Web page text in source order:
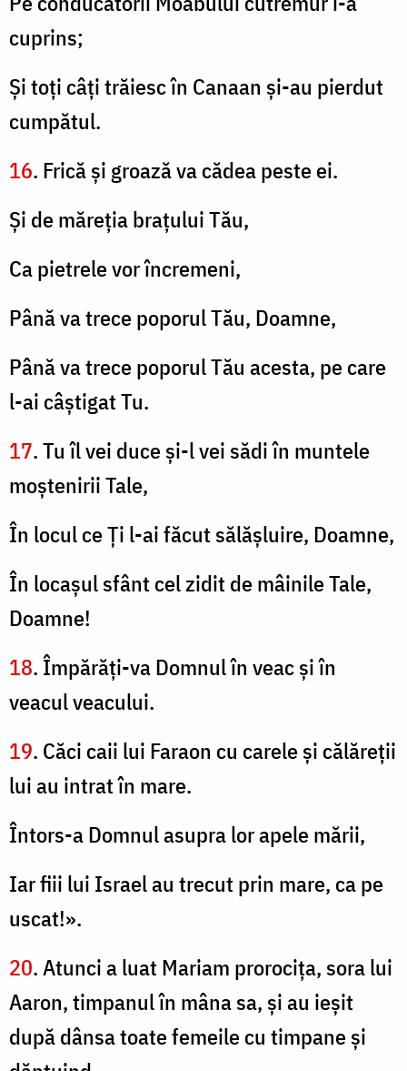
cuprins;
Şi toţi câţi trăiesc în Canaan şi-au pierdut
cumpătul.
16. Frică şi groază va cădea peste ei.
Şi de măreţia braţului Tău,
Ca pietrele vor încremeni,
Până va trece poporul Tău, Doamne,
Până va trece poporul Tău acesta, pe care
l-ai câştigat Tu.
17. Tu îl vei duce şi-l vei sădi în muntele
moştenirii Tale,
În locul ce Ți l-ai făcut sălăşluire, Doamne,
În locaşul sfânt cel zidit de mâinile Tale,
Doamne!
18. Împărăţi-va Domnul în veac şi în
veacul veacului.
19. Căci caii lui Faraon cu carele şi călăreţii
lui au intrat în mare.
Întors-a Domnul asupra lor apele mării,
Iar fiii lui Israel au trecut prin mare, ca pe
uscat!».
20. Atunci a luat Mariam prorociţa, sora lui
Aaron, timpanul în mâna sa, şi au ieşit
după dânsa toate femeile cu timpane şi